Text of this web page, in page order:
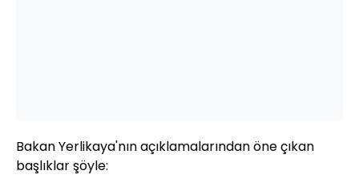
Bakan Yerlikaya'nın açıklamalarından öne çıkan
başlıklar şöyle: